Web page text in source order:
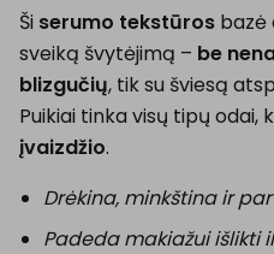
Ši serumo tekstūros bazė
sveiką švytėjimą – be
blizgučių, tik su šviesą
Puikiai tinka visų tipų odai,
įvaizdžio.
Drėkina, minkština ir
Padeda makiažui išlikti